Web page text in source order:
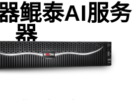
鲲泰AI服务
器